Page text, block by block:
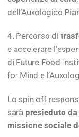
dell’Auxologico
4. Percorso di
e accelerare
di Future Food
for Mind e
Lo spin off
sarà presieduto
missione sociale